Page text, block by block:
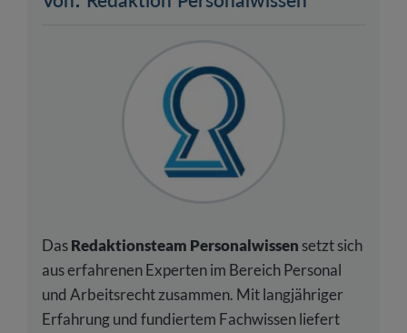
DasRedaktionsteam Personalwissen setzt sich
aus erfahrenen Experten im Bereich Personal
und Arbeitsrecht zusammen. Mit langjähriger
Erfahrung und fundiertem Fachwissen liefert